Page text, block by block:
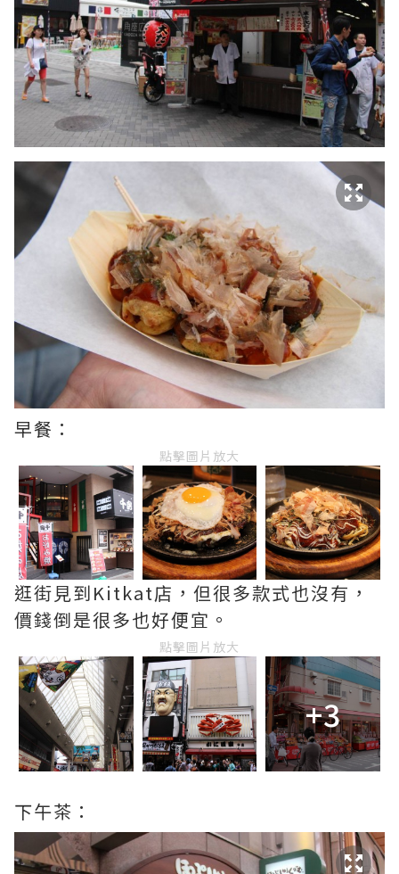
早餐：
點擊圖片放大
逛街見到Kitkat店，但很多款式也沒有，
價錢倒是很多也好便宜。
點擊圖片放大
+3
下午茶：